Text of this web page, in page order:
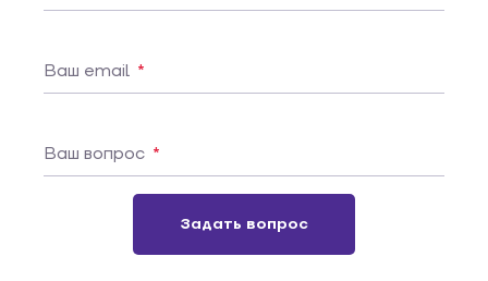
Ваш email *
Ваш вопрос *
Задать вопрос